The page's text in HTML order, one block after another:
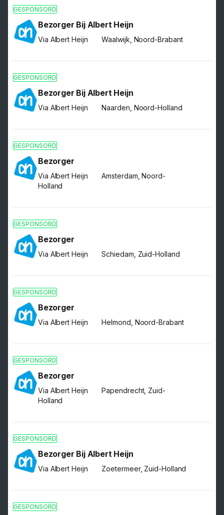
GESPONSORD
Bezorger Bij Albert Heijn
Via Albert Heijn Waalwijk, Noord-Brabant
GESPONSORD
Bezorger Bij Albert Heijn
Via Albert Heijn Naarden, Noord-Holland
GESPONSORD
Bezorger
Via Albert Heijn
Amsterdam, Noord-
Holland
GESPONSORD
Bezorger
Via Albert Heijn Schiedam, Zuid-Holland
GESPONSORD
Bezorger
Via Albert Heijn Helmond, Noord-Brabant
GESPONSORD
Bezorger
Via Albert Heijn
Papendrecht, Zuid-
Holland
GESPONSORD
Bezorger Bij Albert Heijn
Via Albert Heijn Zoetermeer, Zuid-Holland
GESPONSORD